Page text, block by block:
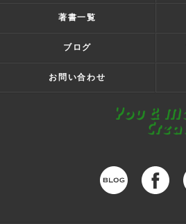
著書一覧
ブログ
お問い合わせ